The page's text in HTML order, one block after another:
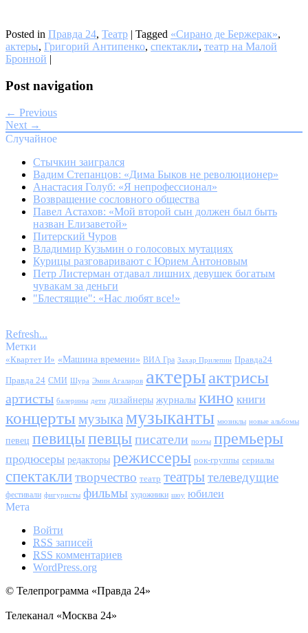
Posted in Правда 24, Театр | Tagged «Сирано де Бержерак»,
актеры, Григорий Антипенко, спектакли, театр на Малой
Бронной |
Post navigation
← Previous
Next →
Случайное
Стычкин заигрался
Вадим Степанцов: «Дима Быков не революционер»
Анастасия Голуб: «Я непрофессионал»
Возвращение сословного общества
Павел Астахов: «Мой второй сын должен был быть
назван Елизаветой»
Питерский Чуров
Владимир Кузьмин о голосовых мутациях
Курицы разговаривают с Юрием Антоновым
Петр Листерман отдавал лишних девушек богатым
чувакам за деньги
"Блестящие": «Нас любят все!»
Refresh...
Метки
«Квартет И» «Машина времени» ВИА Гра Захар Прилепин Правда24
Правда 24 СМИ Шура Эмин Агаларов актерыактрисы
артисты балерины дети дизайнеры журналы кино книги
концерты музыка музыканты мюзиклы новые альбомы
певец певицыпевцыписатели поэты премьеры
продюсеры редакторы режиссеры рок-группы сериалы
спектаклитворчество театр театрытелеведущие
фестивали фигуристы фильмы художники шоу юбилеи
Мета
Войти
RSS записей
RSS комментариев
WordPress.org
© Телепрограмма «Правда 24»
Телеканал «Москва 24»